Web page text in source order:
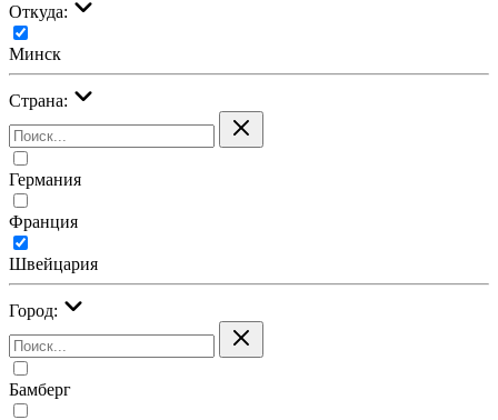
Откуда:
Минск
Страна:
Германия
Франция
Швейцария
Город:
Бамберг